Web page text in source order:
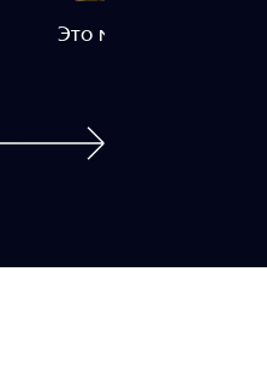
Это мы (вернее,